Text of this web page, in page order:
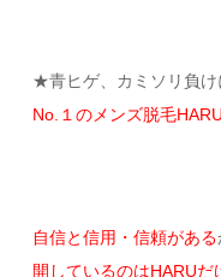
★青ヒゲ、カミソリ負
No.１のメンズ脱毛HARU
自信と信用・信頼がある
開しているのはHARUだ